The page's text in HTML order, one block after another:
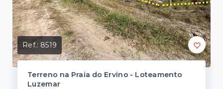
Ref.: 8519
Terreno na Praia do Ervino - Loteamento
Luzemar